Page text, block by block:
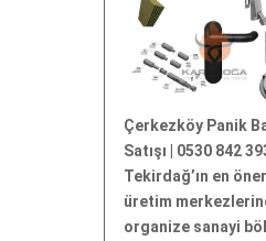
Çerkezköy Panik
Satışı | 0530 842
Tekirdağ’ın en
üretim
organize sanayi